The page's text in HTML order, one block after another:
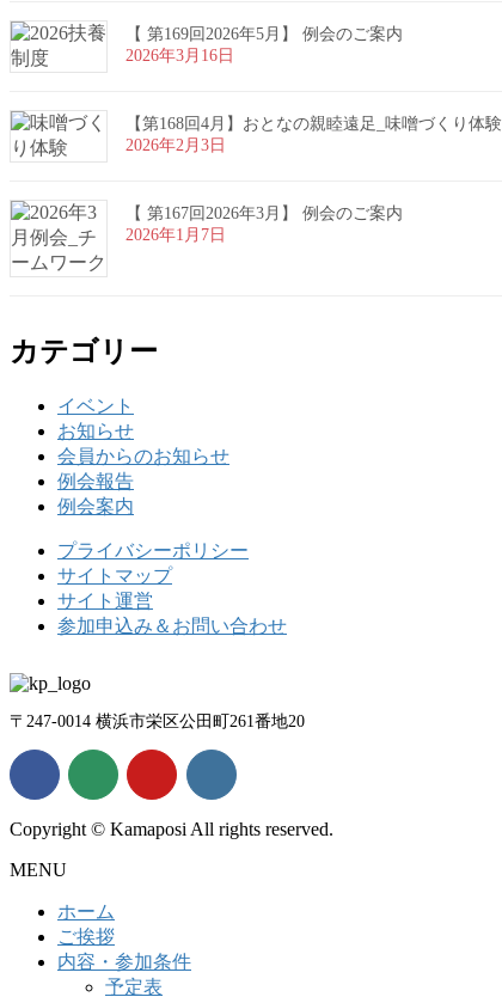
【 第169回2026年5月】 例会のご案内
2026年3月16日
【第168回4月】おとなの親睦遠足_味噌づくり体験
2026年2月3日
【 第167回2026年3月】 例会のご案内
2026年1月7日
カテゴリー
イベント
お知らせ
会員からのお知らせ
例会報告
例会案内
プライバシーポリシー
サイトマップ
サイト運営
参加申込み＆お問い合わせ
〒247-0014 横浜市栄区公田町261番地20
Copyright © Kamaposi All rights reserved.
MENU
ホーム
ご挨拶
内容・参加条件
予定表